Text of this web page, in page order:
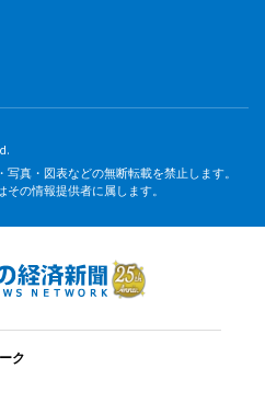
真・図表などの無断転載を禁止します。
の情報提供者に属します。
ク